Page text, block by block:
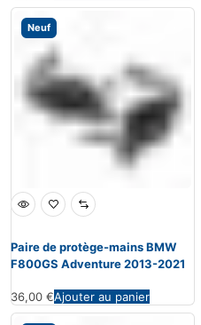
Neuf
Paire de protège-mains BMW
F800GS Adventure 2013-2021
36,00 €Ajouter au panier